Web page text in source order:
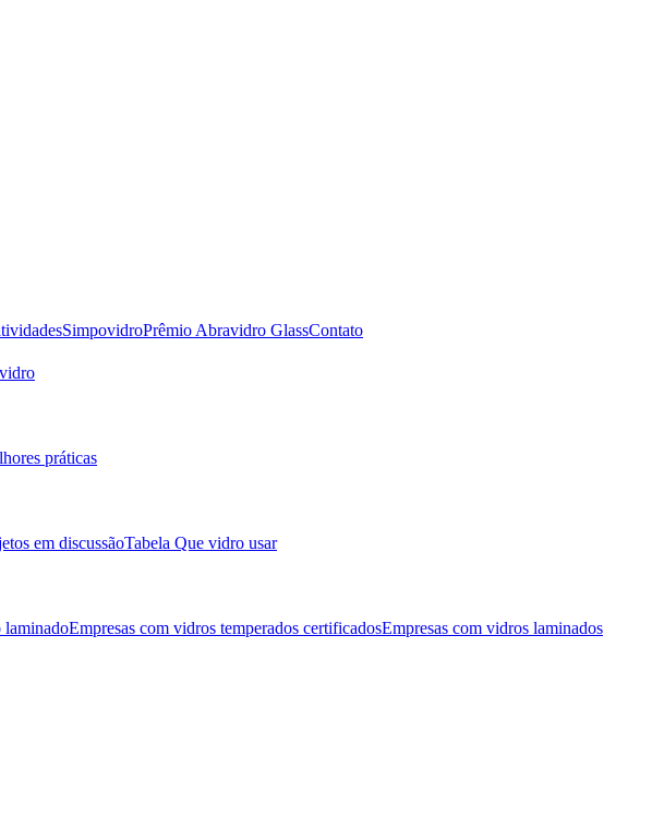
SimpovidroPrêmio Abravidro GlassContato
práticas
em discussãoTabela Que vidro usar
laminadoEmpresas com vidros temperados certificadosEmpresas com vidros laminados